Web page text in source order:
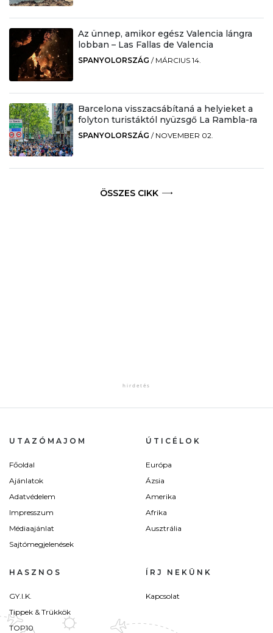
Az ünnep, amikor egész Valencia lángra
lobban – Las Fallas de Valencia
SPANYOLORSZÁG / MÁRCIUS 14.
Barcelona visszacsábítaná a helyieket a
folyton turistáktól nyüzsgő La Rambla-ra
SPANYOLORSZÁG / NOVEMBER 02.
ÖSSZES CIKK
UTAZÓMAJOM
Főoldal
Ajánlatok
Adatvédelem
Impresszum
Médiaajánlat
Sajtómegjelenések
ÚTICÉLOK
Európa
Ázsia
Amerika
Afrika
Ausztrália
HASZNOS
GY.I.K.
Tippek & Trükkök
TOP10
ÍRJ NEKÜNK
Kapcsolat